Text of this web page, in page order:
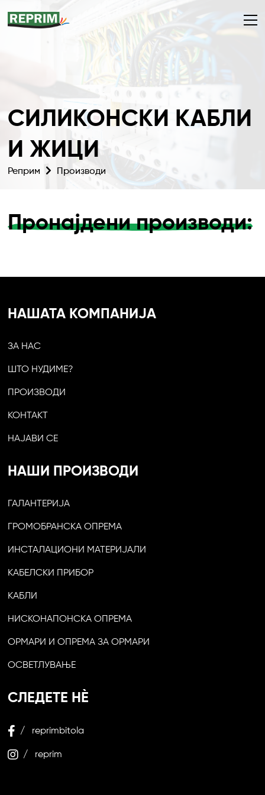
СИЛИКОНСКИ КАБЛИ
И ЖИЦИ
Реприм Производи
Пронајдени производи:
НАШАТА КОМПАНИЈА
ЗА НАС
ШТО НУДИМЕ?
ПРОИЗВОДИ
КОНТАКТ
НАЈАВИ СЕ
НАШИ ПРОИЗВОДИ
ГАЛАНТЕРИЈА
ГРОМОБРАНСКА ОПРЕМА
ИНСТАЛАЦИОНИ МАТЕРИЈАЛИ
КАБЕЛСКИ ПРИБОР
КАБЛИ
НИСКОНАПОНСКА ОПРЕМА
ОРМАРИ И ОПРЕМА ЗА ОРМАРИ
ОСВЕТЛУВАЊЕ
СЛЕДЕТЕ НЀ
/ reprimbitola
/ reprim